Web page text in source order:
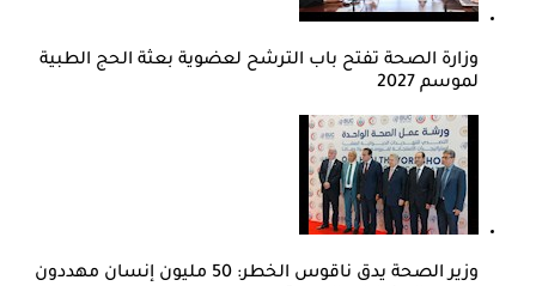
وزارة الصحة تفتح باب الترشح لعضوية بعثة الحج الطبية
لموسم 2027
وزير الصحة يدق ناقوس الخطر: 50 مليون إنسان مهددون